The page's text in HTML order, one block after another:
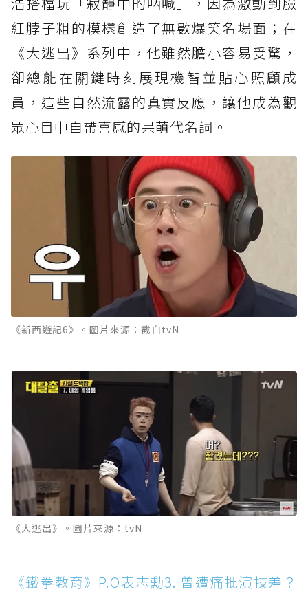
紅脖子粗的模樣創造了無數爆笑名場面；在
《大逃出》系列中，他雖然膽小容易受驚，
卻總能在關鍵時刻展現機智並貼心照顧成
員，這些自然流露的真實反應，讓他成為觀
眾心目中自帶喜感的呆萌代名詞。
《新西遊記6》。圖片來源：截自tvN
《大逃出》。圖片來源：tvN
《鐵拳教育》P.O表志勳3. 曾遭痛批演技差？